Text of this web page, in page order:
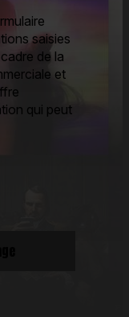
saisies
de la
et
qui peut